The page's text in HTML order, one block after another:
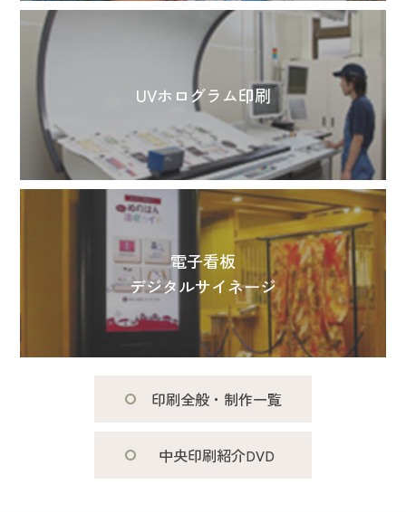
UVホログラム印刷
電子看板
デジタルサイネージ
印刷全般・制作一覧
中央印刷紹介DVD